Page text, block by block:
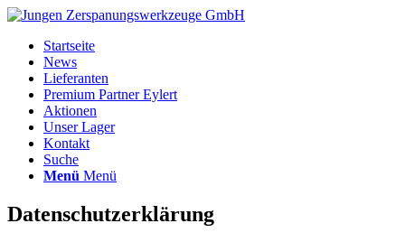
Startseite
News
Lieferanten
Premium Partner Eylert
Aktionen
Unser Lager
Kontakt
Suche
Menü Menü
Datenschutz­erklärung